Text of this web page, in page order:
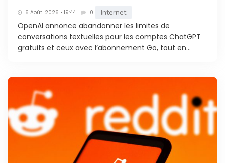
6 Août. 2026 • 19:44 0 Internet
OpenAI annonce abandonner les limites de
conversations textuelles pour les comptes ChatGPT
gratuits et ceux avec l’abonnement Go, tout en...